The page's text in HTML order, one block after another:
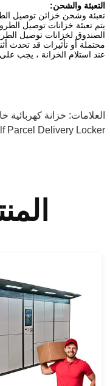
التعبئة والشحن:
تعبئة وشحن خزائن توصيل
يتم تعبئة خزانات توصيل
الصندوق لخزانات توصيل
محتملة أو تأثيرات قد تحدث
عند استلام الخزانة ، يجب
العلامات: خزانة كهربائية
Parcel Delivery Locker